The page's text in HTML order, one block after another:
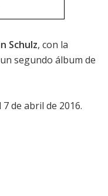
Schulz, con la
segundo álbum de
de abril de 2016.